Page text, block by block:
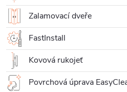
Zalamovací dveře
FastInstall
Kovová rukojeť
Povrchová úprava